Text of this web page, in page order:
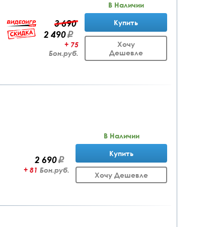
3 690
2 490
+ 75
Бон.руб.
В Наличии
Купить
Хочу
Дешевле
2 690
+ 81 Бон.руб.
В Наличии
Купить
Хочу Дешевле